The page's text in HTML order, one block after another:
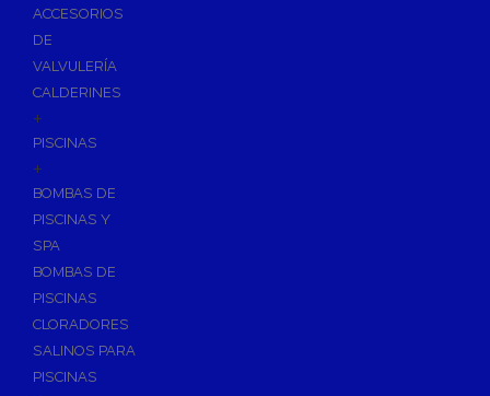
ACCESORIOS
DE
VALVULERÍA
CALDERINES
+
PISCINAS
+
BOMBAS DE
PISCINAS Y
SPA
BOMBAS DE
PISCINAS
CLORADORES
SALINOS PARA
PISCINAS